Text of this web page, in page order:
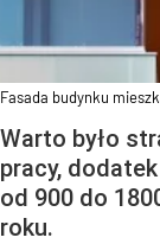
Fasada budynku
Warto było
pracy,
od 900 do
roku.